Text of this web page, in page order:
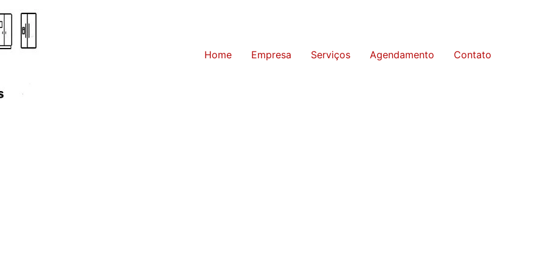
Home Empresa Serviços Agendamento Contato